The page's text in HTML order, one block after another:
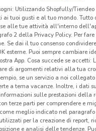
km
Lovable
Scade il 31/08
Utilizzando Shopfully/Tiendeo
tuoi gusti e al tuo mondo. Tutto
alle tue attività all'interno
2 della Privacy Policy. Per fare
Se dai il tuo consenso
esterne. Puoi sempre cambiare
App. Cosa succede se accetti:
di argomenti relativi alla tua
se un servizio a noi
a tema vacanze. Inoltre, i dati
sulle prestazioni
terze parti per comprendere e
meglio indicato nel
per la creazione di report,
e analisi delle tendenze.